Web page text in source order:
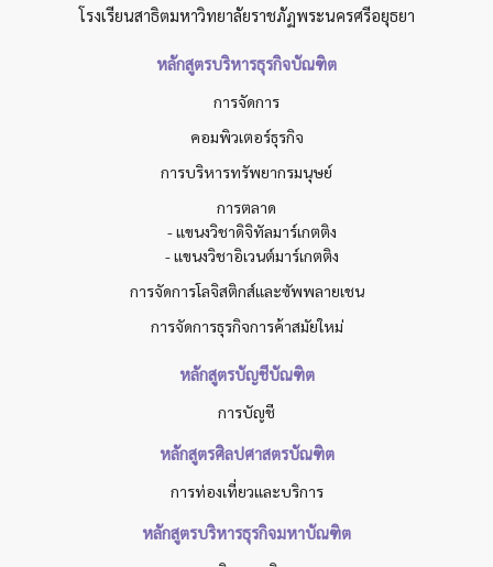
โรงเรียนสาธิตมหาวิทยาลัยราชภัฏพระนครศรีอยุธยา
หลักสูตรบริหารธุรกิจบัณฑิต
การจัดการ
คอมพิวเตอร์ธุรกิจ
การบริหารทรัพยากรมนุษย์
การตลาด
- แขนงวิชาดิจิทัลมาร์เกตติง
- แขนงวิชาอิเวนต์มาร์เกตติง
การจัดการโลจิสติกส์และซัพพลายเชน
การจัดการธุรกิจการค้าสมัยใหม่
หลักสูตรบัญชีบัณฑิต
การบัญชี
หลักสูตรศิลปศาสตรบัณฑิต
การท่องเที่ยวและบริการ
หลักสูตรบริหารธุรกิจมหาบัณฑิต